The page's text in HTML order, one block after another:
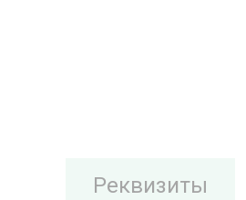
Реквизиты